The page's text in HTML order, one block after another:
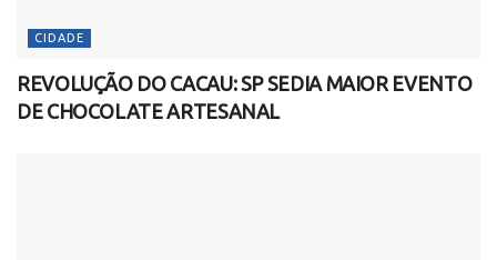
CIDADE
REVOLUÇÃO DO CACAU: SP SEDIA MAIOR EVENTO
DE CHOCOLATE ARTESANAL